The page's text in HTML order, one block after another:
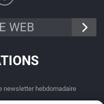
WEB
newsletter hebdomadaire